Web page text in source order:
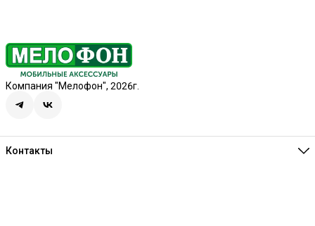
Компания "Мелофон", 2026г.
Контакты